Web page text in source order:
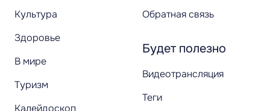
Культура
Здоровье
В мире
Туризм
Калейдоскоп
Обратная связь
Будет полезно
Видеотрансляция
Теги